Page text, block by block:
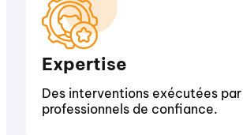
Expertise
Des interventions exécutées
professionnels de confiance.